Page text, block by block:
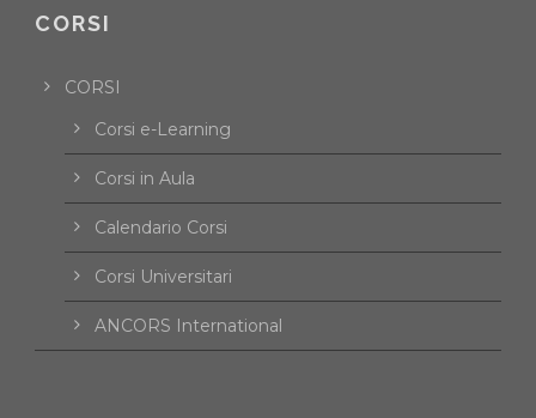
CORSI
CORSI
Corsi e-Learning
Corsi in Aula
Calendario Corsi
Corsi Universitari
ANCORS International